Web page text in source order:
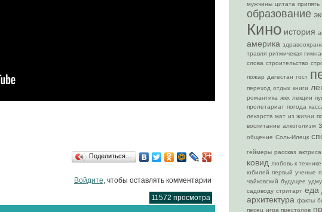
Поделиться…
Войдите, чтобы оставлять комментарии
11572 просмотра
мужчины цитата припять
образование
Кино история
америка
травля ритмичекая
слова строительство
пожар дагестан гост
переход отдых книги
романтика жкх лекции
пролетариат погода
лекарств мат из жизни
воспитание алкоголизм
общение Соль-Илецк
геймеры рассказ актриса
ковид любовь к технике
юбилей первый ученые
чайковский будущее
садоводу стритарт еда
архитектура факты
песец игра престолов